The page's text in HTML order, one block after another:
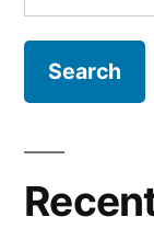
for: